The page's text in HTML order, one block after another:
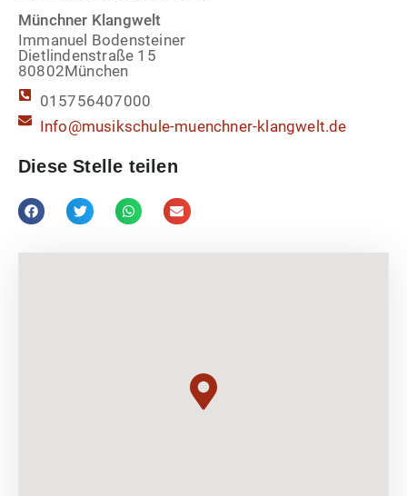
Münchner Klangwelt
Immanuel Bodensteiner
Dietlindenstraße 15
80802München
015756407000
Info@musikschule-muenchner-klangwelt.de
Diese Stelle teilen